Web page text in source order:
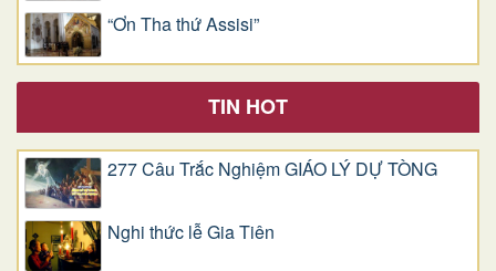
“Ơn Tha thứ Assisi”
TIN HOT
277 Câu Trắc Nghiệm GIÁO LÝ DỰ TÒNG
Nghi thức lễ Gia Tiên